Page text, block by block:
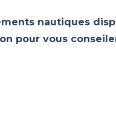
nautiques
pour vous